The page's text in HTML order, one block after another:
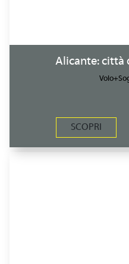
Alicante: città
SCOPRI